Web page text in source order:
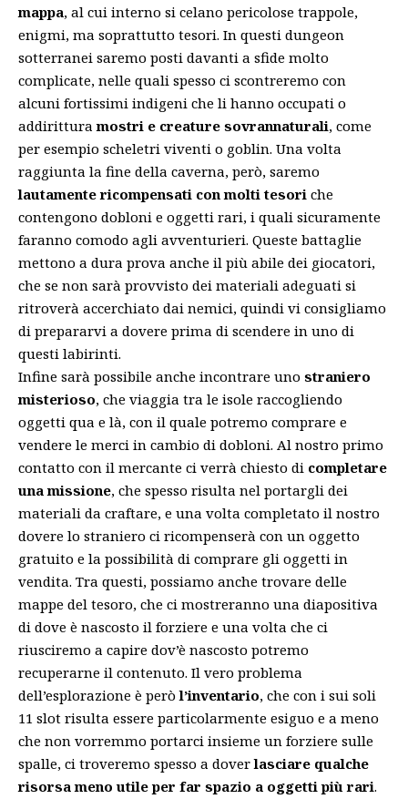
mappa, al cui interno si celano pericolose trappole,
enigmi, ma soprattutto tesori. In questi dungeon
sotterranei saremo posti davanti a sfide molto
complicate, nelle quali spesso ci scontreremo con
alcuni fortissimi indigeni che li hanno occupati o
addiritturamostri e creature sovrannaturali, come
per esempio scheletri viventi o goblin. Una volta
raggiunta la fine della caverna, però, saremo
lautamente ricompensati con molti tesori che
contengono dobloni e oggetti rari, i quali sicuramente
faranno comodo agli avventurieri. Queste battaglie
mettono a dura prova anche il più abile dei giocatori,
che se non sarà provvisto dei materiali adeguati si
ritroverà accerchiato dai nemici, quindi vi consigliamo
di prepararvi a dovere prima di scendere in uno di
questi labirinti.
Infine sarà possibile anche incontrare uno straniero
misterioso, che viaggia tra le isole raccogliendo
oggetti qua e là, con il quale potremo comprare e
vendere le merci in cambio di dobloni. Al nostro primo
contatto con il mercante ci verrà chiesto di completare
una missione, che spesso risulta nel portargli dei
materiali da craftare, e una volta completato il nostro
dovere lo straniero ci ricompenserà con un oggetto
gratuito e la possibilità di comprare gli oggetti in
vendita. Tra questi, possiamo anche trovare delle
mappe del tesoro, che ci mostreranno una diapositiva
di dove è nascosto il forziere e una volta che ci
riusciremo a capire dov’è nascosto potremo
recuperarne il contenuto. Il vero problema
dell’esplorazione è peròl’inventario, che con i sui soli
11 slot risulta essere particolarmente esiguo e a meno
che non vorremmo portarci insieme un forziere sulle
spalle, ci troveremo spesso a doverlasciare qualche
risorsa meno utile per far spazio a oggetti più rari.